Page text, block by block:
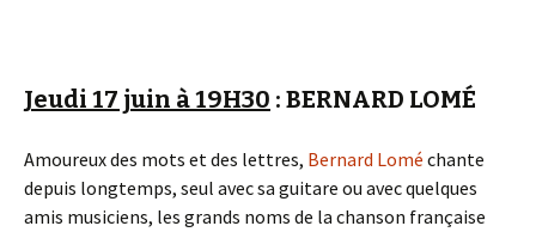
Jeudi 17 juin à 19H30 : BERNARD LOMÉ
Amoureux des mots et des lettres, Bernard Lomé chante
depuis longtemps, seul avec sa guitare ou avec quelques
amis musiciens, les grands noms de la chanson française